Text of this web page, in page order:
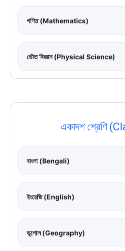
গণিত (Mathematics)
ভৌত বিজ্ঞান (Physical Science)
একাদশ শ্রেণি
বাংলা (Bengali)
ইংরেজি (English)
ভূগোল (Geography)